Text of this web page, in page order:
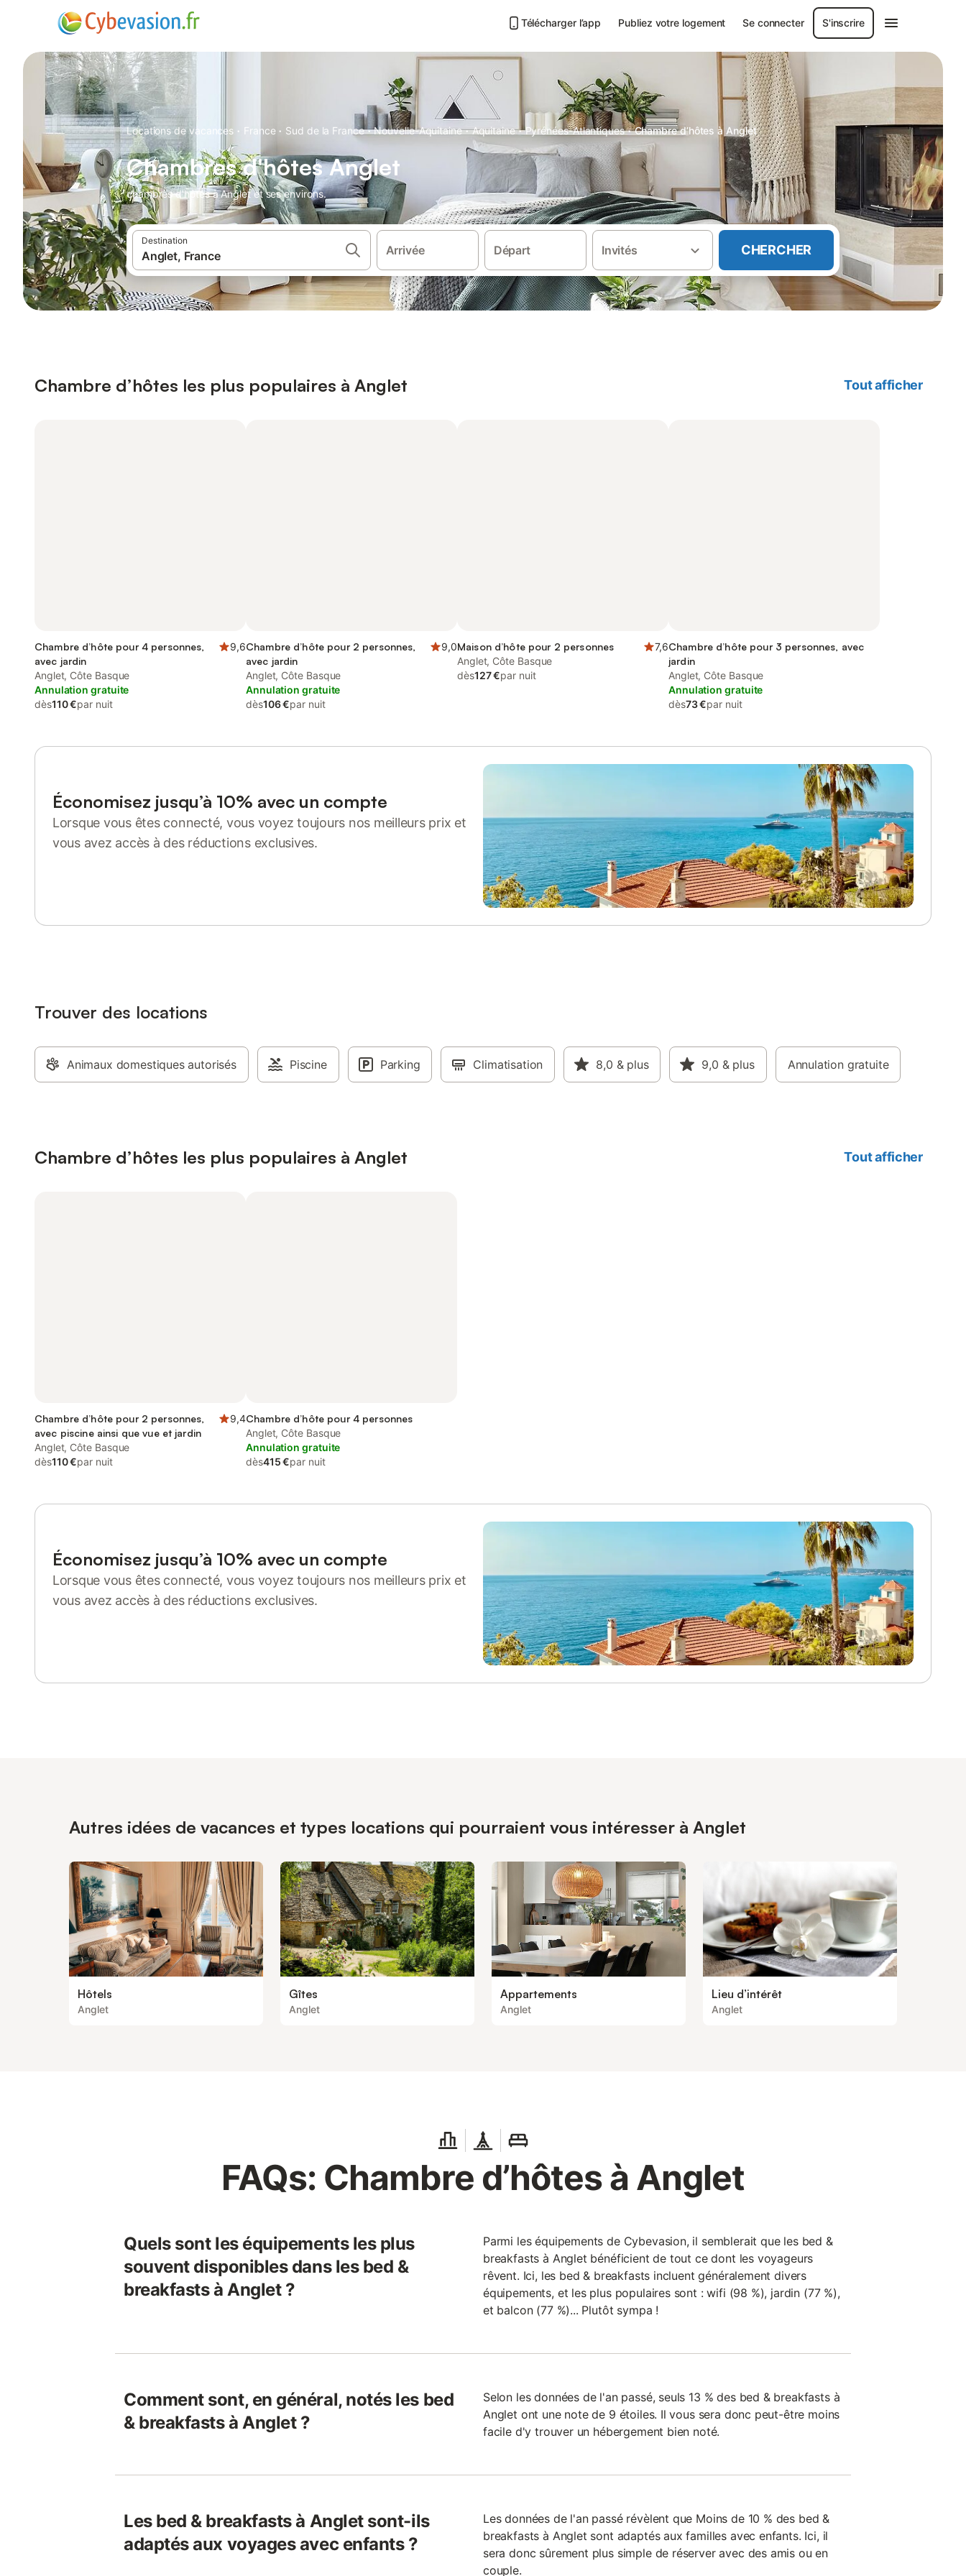
Télécharger l’app Publiez votre logement Se connecter S'inscrire
Locations de vacances · France · Sud de la France · Nouvelle-Aquitaine · Aquitaine · Pyrénées-Atlantiques · Chambre d’hôtes à Anglet
Chambres d'hôtes Anglet
chambres d'hôtes à Anglet et ses environs.
Destination
Arrivée Départ Invités CHERCHER
Chambre d’hôtes les plus populaires à Anglet Tout afficher
Chambre d’hôte pour 4 personnes,
avec jardin
9,6
Anglet, Côte Basque
Annulation gratuite
dès110 €par nuit
Chambre d’hôte pour 2 personnes,
avec jardin
9,0
Anglet, Côte Basque
Annulation gratuite
dès106 €par nuit
Maison d’hôte pour 2 personnes
7,6
Anglet, Côte Basque
dès127 €par nuit
Chambre d’hôte pour 3 personnes, avec
jardin
Anglet, Côte Basque
Annulation gratuite
dès73 €par nuit
Économisez jusqu’à 10% avec un compte
Lorsque vous êtes connecté, vous voyez toujours nos meilleurs prix et
vous avez accès à des réductions exclusives.
Trouver des locations
Animaux domestiques autorisés Piscine Parking Climatisation 8,0 & plus 9,0 & plus Annulation gratuite
Chambre d’hôtes les plus populaires à Anglet Tout afficher
Chambre d’hôte pour 2 personnes,
avec piscine ainsi que vue et jardin
9,4
Anglet, Côte Basque
dès110 €par nuit
Chambre d’hôte pour 4 personnes
Anglet, Côte Basque
Annulation gratuite
dès415 €par nuit
Économisez jusqu’à 10% avec un compte
Lorsque vous êtes connecté, vous voyez toujours nos meilleurs prix et
vous avez accès à des réductions exclusives.
Autres idées de vacances et types locations qui pourraient vous intéresser à Anglet
Hôtels
Anglet
Gîtes
Anglet
Appartements
Anglet
Lieu d’intérêt
Anglet
FAQs: Chambre d’hôtes à Anglet
Quels sont les équipements les plus
souvent disponibles dans les bed &
breakfasts à Anglet ?
Parmi les équipements de Cybevasion, il semblerait que les bed &
breakfasts à Anglet bénéficient de tout ce dont les voyageurs
rêvent. Ici, les bed & breakfasts incluent généralement divers
équipements, et les plus populaires sont : wifi (98 %), jardin (77 %),
et balcon (77 %)... Plutôt sympa !
Comment sont, en général, notés les bed
& breakfasts à Anglet ?
Selon les données de l'an passé, seuls 13 % des bed & breakfasts à
Anglet ont une note de 9 étoiles. Il vous sera donc peut-être moins
facile d'y trouver un hébergement bien noté.
Les bed & breakfasts à Anglet sont-ils
adaptés aux voyages avec enfants ?
Les données de l'an passé révèlent que Moins de 10 % des bed &
breakfasts à Anglet sont adaptés aux familles avec enfants. Ici, il
sera donc sûrement plus simple de réserver avec des amis ou en
couple.